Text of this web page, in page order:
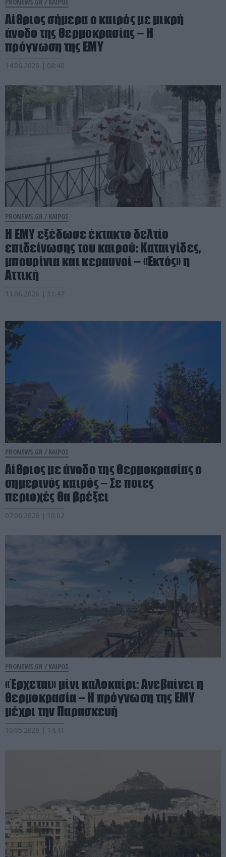
Αίθριος σήμερα ο καιρός με μικρή
άνοδο της θερμοκρασίας – Η
πρόγνωση της ΕΜΥ
14.06.2026 | 08:40
PRONEWS.GR / ΚΑΙΡΟΣ
Η ΕΜΥ εξέδωσε έκτακτο δελτίο
επιδείνωσης του καιρού: Καταιγίδες,
μπουρίνια και κεραυνοί – «Εκτός» η
Αττική
11.06.2026 | 11:47
PRONEWS.GR / ΚΑΙΡΟΣ
Αίθριος με άνοδο της θερμοκρασίας ο
σημερινός καιρός – Σε ποιες
περιοχές θα βρέξει
07.06.2026 | 10:02
PRONEWS.GR / ΚΑΙΡΟΣ
«Έρχεται» μίνι καλοκαίρι: Ανεβαίνει η
θερμοκρασία – Η πρόγνωση της ΕΜΥ
μέχρι την Παρασκευή
10.05.2026 | 14:41